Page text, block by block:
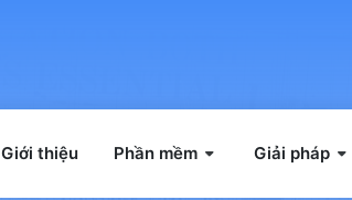
Giới thiệu Phần mềm Giải pháp